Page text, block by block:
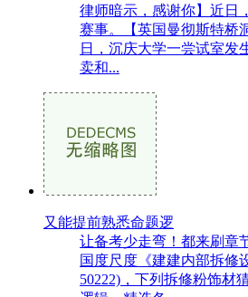
律师暗示，感谢你】近日
赛事。【英国曼彻斯特桥
日，沉庆大学一尝试室发
卖和...
又能提前熟悉命题逻
让备考少走弯！都来刷章
国度尺度《建建内部拆修
50222)，下列拆修粉饰材